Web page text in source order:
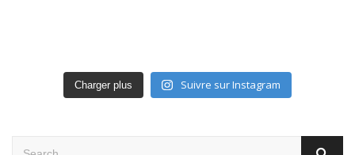
Charger plus Suivre sur Instagram